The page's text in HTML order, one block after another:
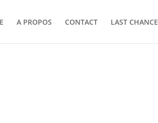
A PROPOS CONTACT LAST CHANCE